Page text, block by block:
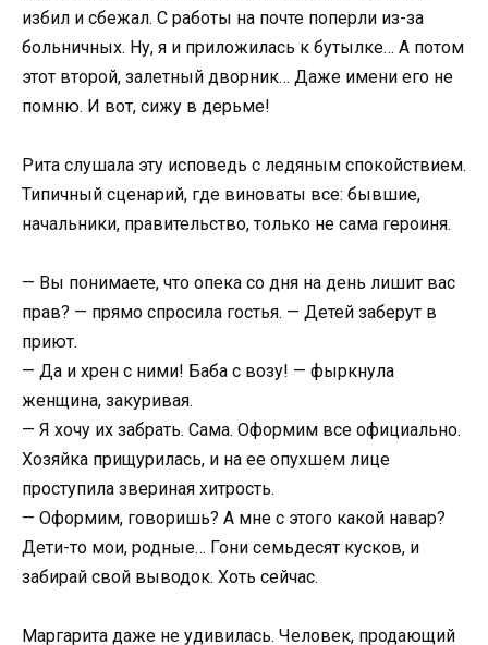
избил и сбежал. С работы на почте поперли из-за
больничных. Ну, я и приложилась к бутылке… А потом
этот второй, залетный дворник… Даже имени его не
помню. И вот, сижу в дерьме!
Рита слушала эту исповедь с ледяным спокойствием.
Типичный сценарий, где виноваты все: бывшие,
начальники, правительство, только не сама героиня.
— Вы понимаете, что опека со дня на день лишит вас
прав? — прямо спросила гостья. — Детей заберут в
приют.
— Да и хрен с ними! Баба с возу! — фыркнула
женщина, закуривая.
— Я хочу их забрать. Сама. Оформим все официально.
Хозяйка прищурилась, и на ее опухшем лице
проступила звериная хитрость.
— Оформим, говоришь? А мне с этого какой навар?
Дети-то мои, родные… Гони семьдесят кусков, и
забирай свой выводок. Хоть сейчас.
Маргарита даже не удивилась. Человек, продающий